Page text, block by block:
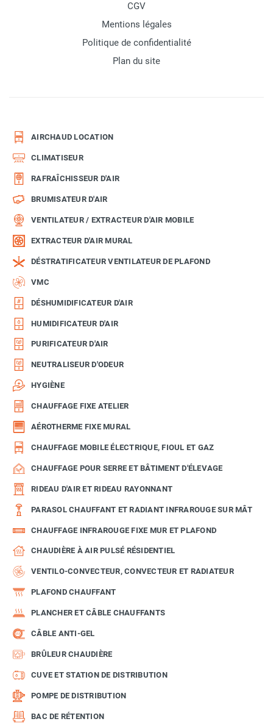
CGV
Mentions légales
Politique de confidentialité
Plan du site
AIRCHAUD LOCATION
CLIMATISEUR
RAFRAÎCHISSEUR D'AIR
BRUMISATEUR D'AIR
VENTILATEUR / EXTRACTEUR D'AIR MOBILE
EXTRACTEUR D'AIR MURAL
DÉSTRATIFICATEUR VENTILATEUR DE PLAFOND
VMC
DÉSHUMIDIFICATEUR D'AIR
HUMIDIFICATEUR D'AIR
PURIFICATEUR D'AIR
NEUTRALISEUR D'ODEUR
HYGIÈNE
CHAUFFAGE FIXE ATELIER
AÉROTHERME FIXE MURAL
CHAUFFAGE MOBILE ÉLECTRIQUE, FIOUL ET GAZ
CHAUFFAGE POUR SERRE ET BÂTIMENT D'ÉLEVAGE
RIDEAU D'AIR ET RIDEAU RAYONNANT
PARASOL CHAUFFANT ET RADIANT INFRAROUGE SUR MÂT
CHAUFFAGE INFRAROUGE FIXE MUR ET PLAFOND
CHAUDIÈRE À AIR PULSÉ RÉSIDENTIEL
VENTILO-CONVECTEUR, CONVECTEUR ET RADIATEUR
PLAFOND CHAUFFANT
PLANCHER ET CÂBLE CHAUFFANTS
CÂBLE ANTI-GEL
BRÛLEUR CHAUDIÈRE
CUVE ET STATION DE DISTRIBUTION
POMPE DE DISTRIBUTION
BAC DE RÉTENTION